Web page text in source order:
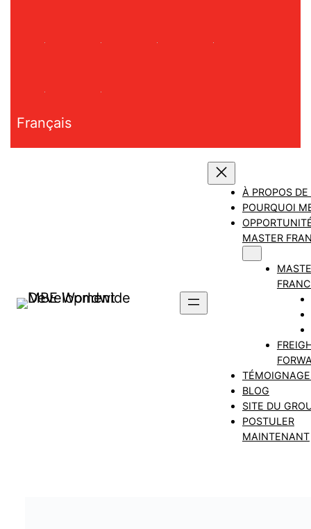
Français
À PROPOS
POURQUOI
MASTER
BLOG
SITE DU
POSTULER
MAINTENANT